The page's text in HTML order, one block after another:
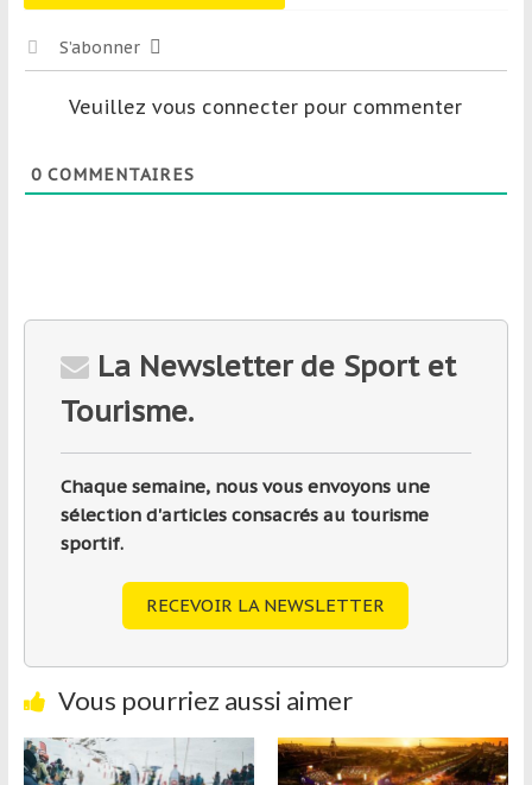
S’abonner
Veuillez vous connecter pour commenter
0COMMENTAIRES
La Newsletter de Sport et
Tourisme.
Chaque semaine, nous vous envoyons une
sélection d'articles consacrés au tourisme
sportif.
RECEVOIR LA NEWSLETTER
Vous pourriez aussi aimer